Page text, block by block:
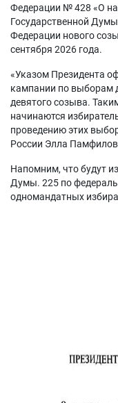
Федерации № 428 «О
Государственной
Федерации нового
сентября 2026 года.
«Указом Президента
кампании по выборам
девятого созыва.
начинаются
проведению этих
России Элла
Напомним, что будут
Думы. 225 по
одномандатных